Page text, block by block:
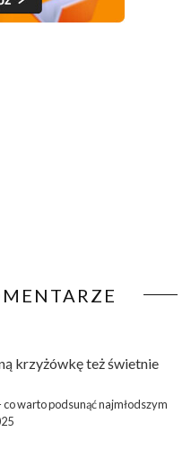
krzyżówkęteż świetnie
warto podsunąć najmłodszym